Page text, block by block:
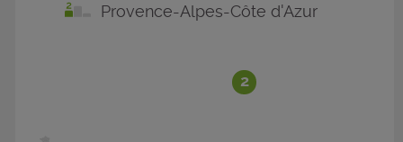
2
Provence-Alpes-Côte d'Azur